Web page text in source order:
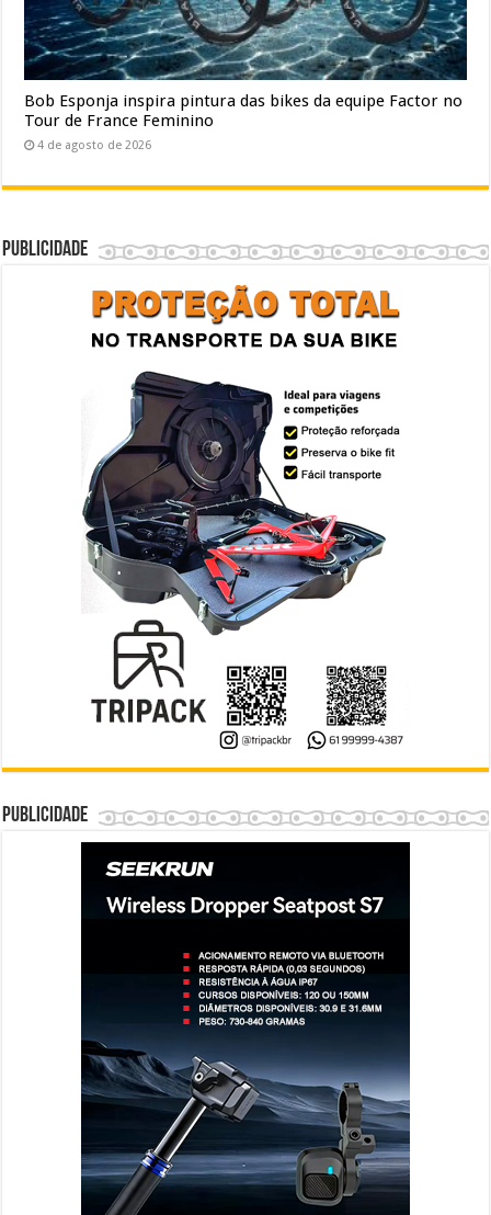
Bob Esponja inspira pintura das bikes da equipe Factor no
Tour de France Feminino
4 de agosto de 2026
Publicidade
Publicidade